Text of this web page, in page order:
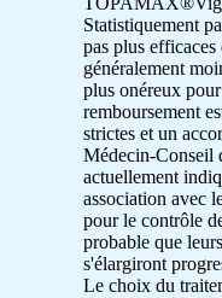
Statistiquement
pas plus
généralement
plus onéreux
remboursement
strictes et un
Médecin-Conseil
actuellement
association avec
pour le contrôle
probable que
s'élargiront
Le choix du